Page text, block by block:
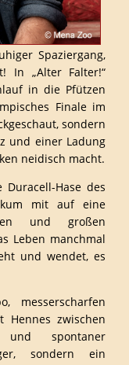
Spaziergang,
In „Alter Falter!“
in die Pfützen
Finale im
sondern
und einer Ladung
neidisch macht.
Duracell-Hase des
mit auf eine
und großen
Leben manchmal
und wendet, es
messerscharfen
Hennes zwischen
und spontaner
sondern ein